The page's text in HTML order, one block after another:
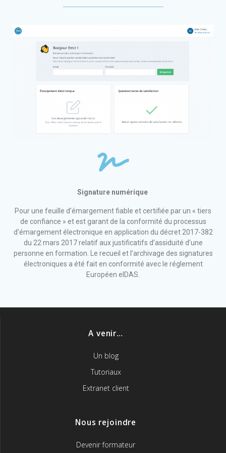
Signature numérique
Pour une feuille d’émargement fiable et certifiée par un « tiers
de confiance » et est garant de la conformité du processus
d’émargement électronique en application du décret 2017-382
du 22 mars 2017 relatif aux justificatifs d’assiduité d’une
personne en formation. Le recueil et l’archivage des signatures
électroniques a été fait en conformité avec le réglement
Européen eIDAS.
A venir…
Un blog
Tutoriaux
Extranet client
Nous rejoindre
Devenir formateur